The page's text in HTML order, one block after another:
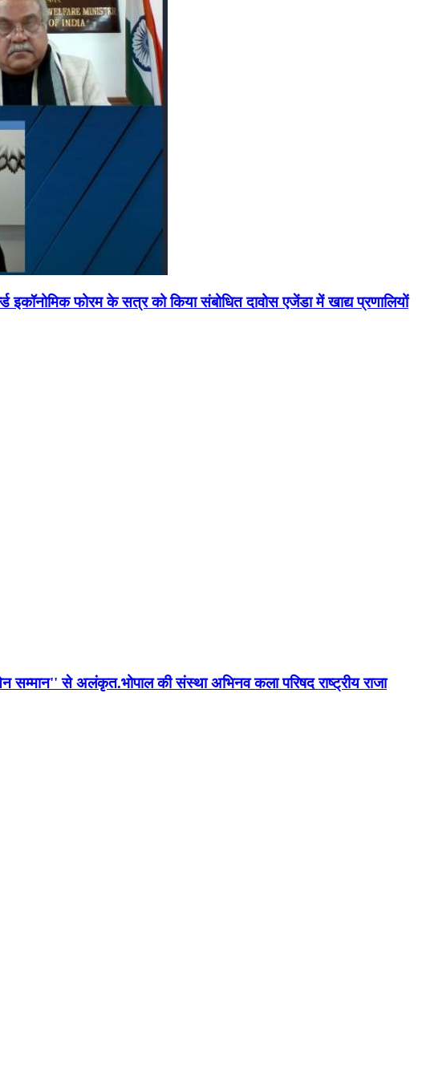
इकॉनोमिक फोरम के सत्र को किया संबोधित दावोस एजेंडा में खाद्य प्रणालियों
सम्मान'' से अलंकृत.भोपाल की संस्था अभिनव कला परिषद राष्ट्रीय राजा